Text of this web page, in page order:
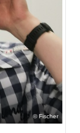
Fischer